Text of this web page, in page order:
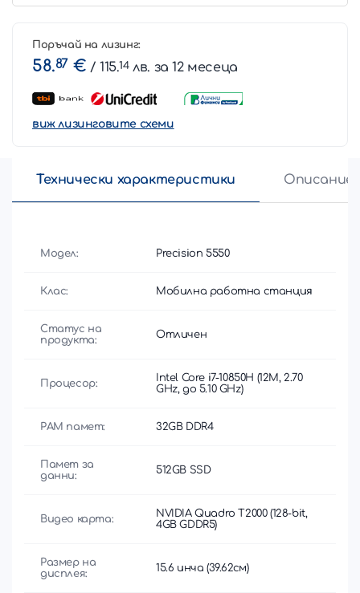
Поръчай на лизинг:
58.87 € / 115.14лв. за 12 месеца
виж лизинговите схеми
Технически характеристики Описание
Модел: Precision 5550
Клас: Мобилна работна станция
Статус на
продукта:
Отличен
Процесор:
Intel Core i7-10850H (12M, 2.70
GHz, до 5.10 GHz)
РАМ памет: 32GB DDR4
Памет за
данни:
512GB SSD
Видео карта:
NVIDIA Quadro T2000 (128-bit,
4GB GDDR5)
Размер на
дисплея:
15.6 инча (39.62см)